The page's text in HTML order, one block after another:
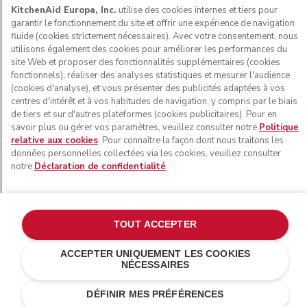
© KitchenAid 2026 - Tous droits réservés. KitchenAid et la
forme du robot pâtissier multifonction sont des marques
commerciales aux États-Unis et ailleurs.
Résolution des litiges en ligne
KitchenAid Europa, Inc. utilise des cookies internes et tiers pour
garantir le fonctionnement du site et offrir une expérience de navigation
fluide (cookies strictement nécessaires). Avec votre consentement, nous
utilisons également des cookies pour améliorer les performances du
site Web et proposer des fonctionnalités supplémentaires (cookies
fonctionnels), réaliser des analyses statistiques et mesurer l'audience
(cookies d'analyse), et vous présenter des publicités adaptées à vos
centres d'intérêt et à vos habitudes de navigation, y compris par le biais
de tiers et sur d'autres plateformes (cookies publicitaires). Pour en
savoir plus ou gérer vos paramètres, veuillez consulter notre Politique
relative aux cookies. Pour connaître la façon dont nous traitons les
données personnelles collectées via les cookies, veuillez consulter
notre Déclaration de confidentialité.
DÉFINIR MES PRÉFÉRENCES
ACCEPTER UNIQUEMENT LES COOKIES
NÉCESSAIRES
TOUT ACCEPTER